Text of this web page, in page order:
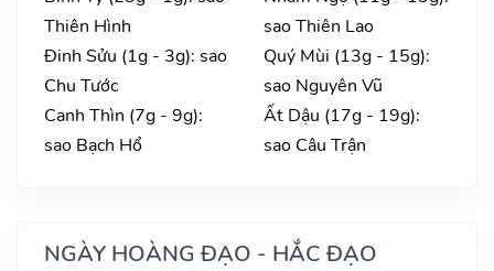
Thiên Hình
Đinh Sửu (1g - 3g): sao
Chu Tước
Canh Thìn (7g - 9g):
sao Bạch Hổ
sao Thiên Lao
Quý Mùi (13g - 15g):
sao Nguyên Vũ
Ất Dậu (17g - 19g):
sao Câu Trận
NGÀY HOÀNG ĐẠO - HẮC ĐẠO